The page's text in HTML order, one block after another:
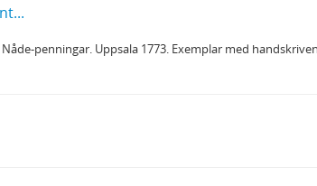
penningar. Uppsala 1773. Exemplar med